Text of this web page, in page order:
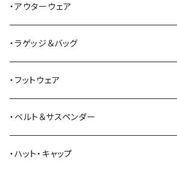
ALFONSO'S OF HOLLYWOOD LEATHER
All American Khakis
American Optical
ANDERSON BEAN BOOT CO.
Bass Pro Shops
シャツ
ベスト
セーター
スウェットシャツ
カーディガン
ジーンズ
ワークパンツ
オーバーオール
ミリタリーパンツ
ツナギ
・アウターウェア
コート
ジャケット
ベスト
・ラゲッジ＆バッグ
トートバッグ
ショルダーバッグ
リュック・バックパック
・フットウェア
ブーツ
スニーカー
・ベルト＆サスペンダー
・ハット・キャップ